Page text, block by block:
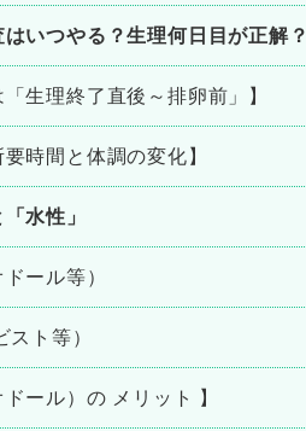
はいつやる？生理何日目が正解？
生理終了直後～排卵前」】
時間と体調の変化】
水性」
ール等）
ト等）
ール）の メリット 】